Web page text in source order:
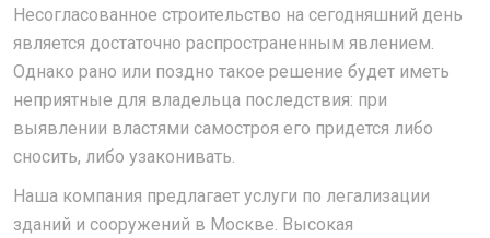
Несогласованное строительство на сегодняшний день
является достаточно распространенным явлением.
Однако рано или поздно такое решение будет иметь
неприятные для владельца последствия: при
выявлении властями самостроя его придется либо
сносить, либо узаконивать.
Наша компания предлагает услуги по легализации
зданий и сооружений в Москве. Высокая